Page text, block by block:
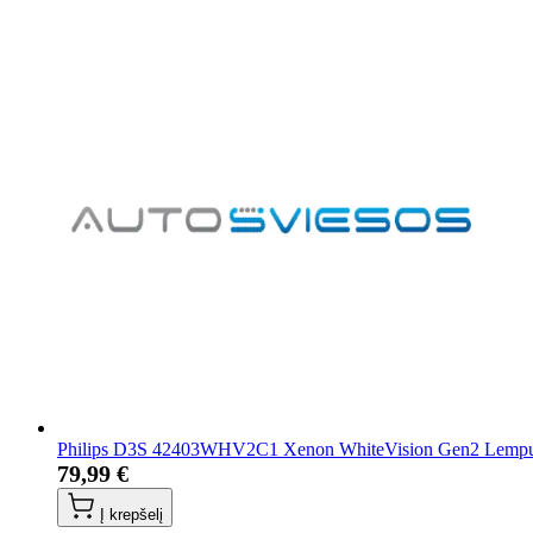
Philips D3S 42403WHV2C1 Xenon WhiteVision Gen2
79,99 €
Į krepšelį